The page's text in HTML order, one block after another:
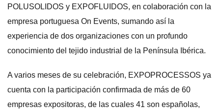
POLUSOLIDOS y EXPOFLUIDOS, en colaboración con la
empresa portuguesa On Events, sumando así la
experiencia de dos organizaciones con un profundo
conocimiento del tejido industrial de la Península Ibérica.
A varios meses de su celebración, EXPOPROCESSOS ya
cuenta con la participación confirmada de más de 60
empresas expositoras, de las cuales 41 son españolas,